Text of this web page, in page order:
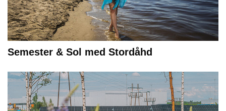
Semester & Sol med Stordåhd